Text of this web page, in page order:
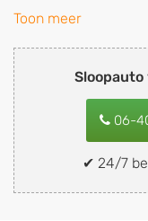
Sloopauto
06-
✔ 24/7
lijst die
de inkoop van
tweedehands
uw auto, camper,
snel en eenvoudig
demontagebedrijf
naar de sloop of
Toon meer